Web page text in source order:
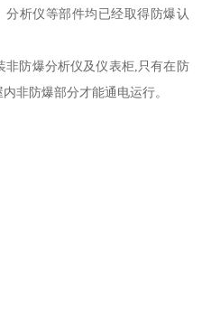
析仪等部件均已经取得防爆认
非防爆分析仪及仪表柜,只有在防
非防爆部分才能通电运行。